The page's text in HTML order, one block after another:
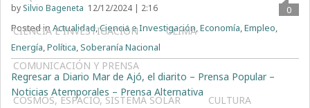
CIENCIA E INVESTIGACIÓN CLIMA
COMUNICACIÓN Y PRENSA
COSMOS, ESPACIO, SISTEMA SOLAR CULTURA
by Silvio Bageneta 12/12/2024 | 2:16
0
Posted inActualidad,Ciencia e Investigación,Economía,Empleo,
Energía,Política,Soberanía Nacional
Regresar a Diario Mar de Ajó, el diarito – Prensa Popular –
Noticias Atemporales – Prensa Alternativa